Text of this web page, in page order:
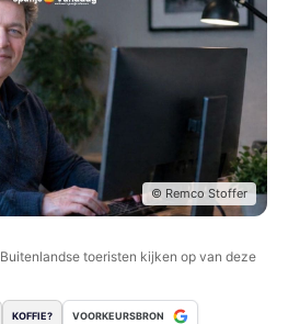
© Remco Stoffer
Buitenlandse toeristen kijken op van deze
KOFFIE? VOORKEURSBRON